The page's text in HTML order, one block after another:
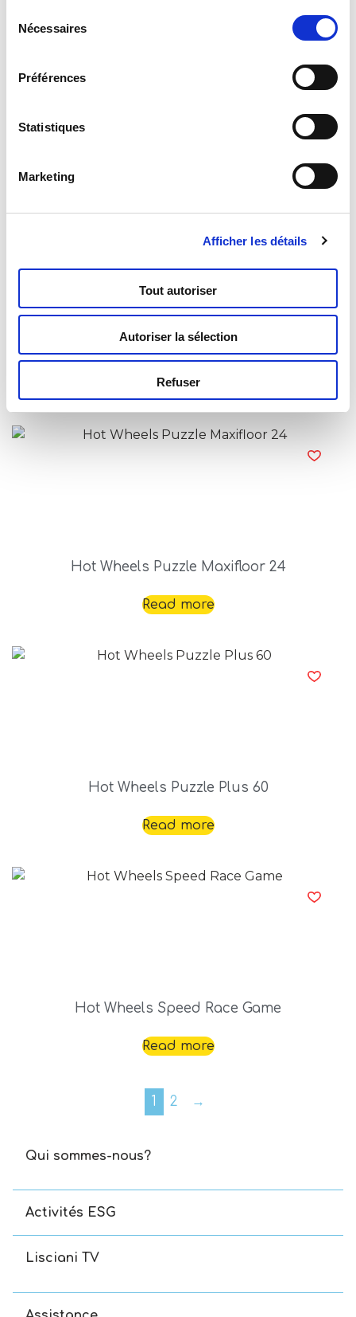
Nécessaires
Préférences
Statistiques
Marketing
Afficher les détails
Tout autoriser
Autoriser la sélection
Refuser
Hot Wheels Puzzle M-Plus 48
Read more
Hot Wheels Puzzle Maxifloor 24
Read more
Hot Wheels Puzzle Plus 60
Read more
Hot Wheels Speed Race Game
Read more
1 2 →
Qui sommes-nous?
Activités ESG
Lisciani TV